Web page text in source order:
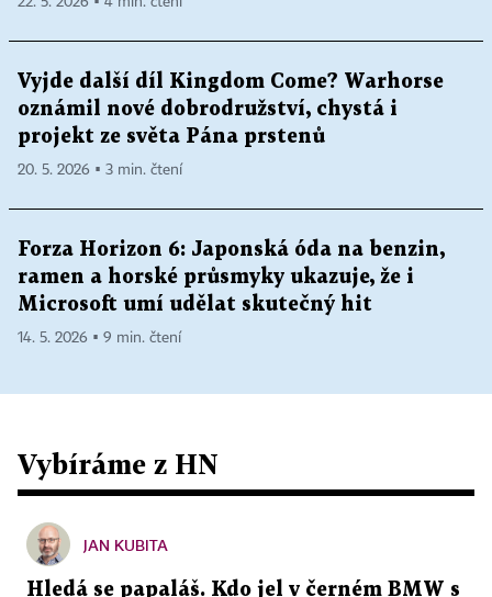
Vyjde další díl Kingdom Come? Warhorse
oznámil nové dobrodružství, chystá i
projekt ze světa Pána prstenů
20. 5. 2026 ▪ 3 min. čtení
Forza Horizon 6: Japonská óda na benzin,
ramen a horské průsmyky ukazuje, že i
Microsoft umí udělat skutečný hit
14. 5. 2026 ▪ 9 min. čtení
Vybíráme z HN
JAN KUBITA
Hledá se papaláš. Kdo jel v černém BMW s